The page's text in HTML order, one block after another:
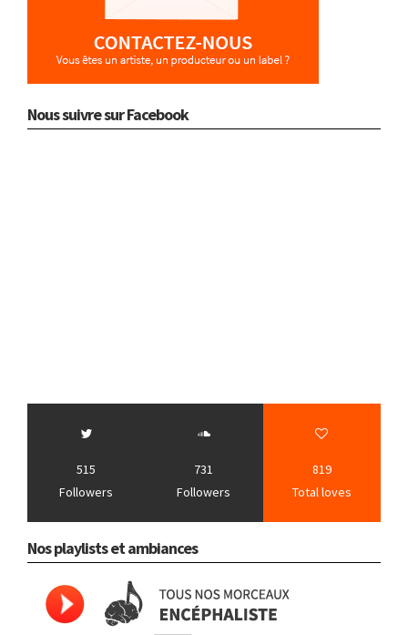
Nous suivre sur Facebook
515
Followers
731
Followers
819
Total loves
Nos playlists et ambiances